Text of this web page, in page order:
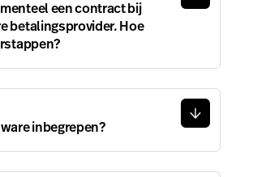
een contract bij
betalingsprovider. Hoe
inbegrepen?